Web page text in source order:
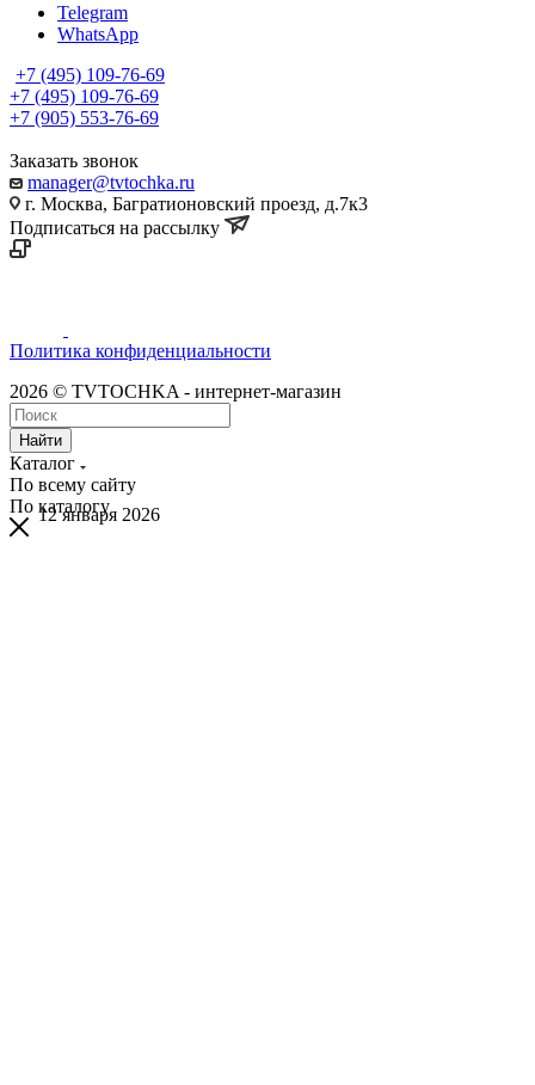
12 января 2026
Telegram
WhatsApp
+7 (495) 109-76-69
+7 (495) 109-76-69
+7 (905) 553-76-69
Заказать звонок
manager@tvtochka.ru
г. Москва, Багратионовский проезд, д.7к3
Подписаться на рассылку
Политика конфиденциальности
2026 © TVTOCHKA - интернет-магазин
Найти
Каталог
По всему сайту
По каталогу